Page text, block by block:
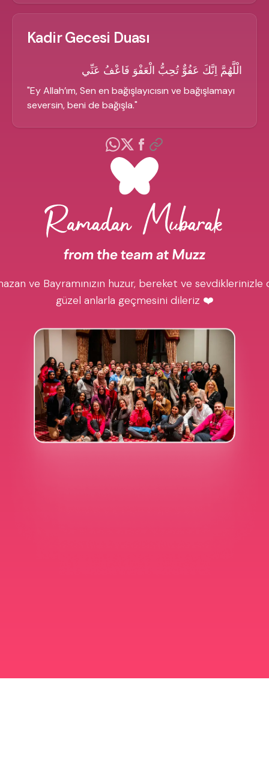
Kadir Gecesi Duası
الْلَّهُمَّ اِنَّكَ عَفُوٌّ تُحِبُّ الْعَفْوَ فَاعْفُ عَنِّي
"Ey Allah’ım, Sen en bağışlayıcısın ve bağışlamayı
seversin, beni de bağışla."
ve Bayramınızın huzur, bereket ve sevdiklerinizle
güzel anlarla geçmesini dileriz ❤️